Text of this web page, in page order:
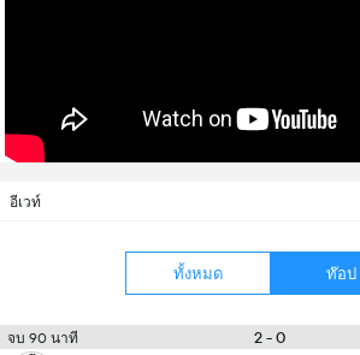
อีเวท์
ทั้งหมด ท๊อป
จบ 90 นาที 2 - 0